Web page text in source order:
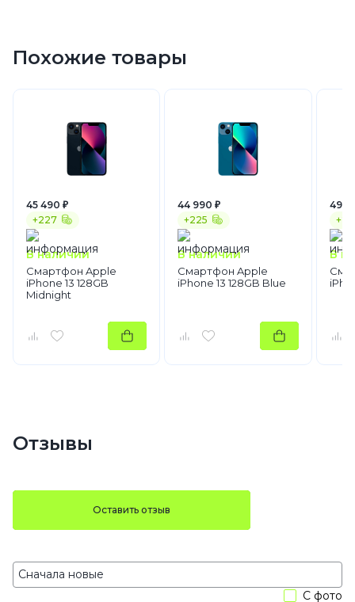
Похожие товары
+227
45 490 ₽
В наличии
Смартфон Apple
iPhone 13 128GB
Midnight
+225
44 990 ₽
В наличии
Смартфон Apple
iPhone 13 128GB Blue
49
В
Отзывы
Оставить отзыв
С фото